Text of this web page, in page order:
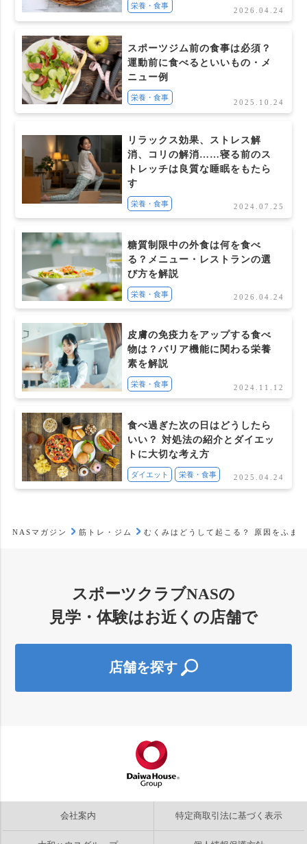
栄養・食事
2026.04.24
スポーツジム前の食事は必須？
運動前に食べるといいもの・メ
ニュー例
栄養・食事
2025.10.24
リラックス効果、ストレス解
消、コリの解消……寝る前のス
トレッチは良質な睡眠をもたら
す
栄養・食事 2024.07.25
糖質制限中の外食は何を食べ
る？メニュー・レストランの選
び方を解説
栄養・食事 2026.04.24
皮膚の免疫力をアップする食べ
物は？バリア機能に関わる栄養
素を解説
栄養・食事 2024.11.12
食べ過ぎた次の日はどうしたら
いい？ 対処法の紹介とダイエッ
トに大切な考え方
ダイエット 栄養・食事 2025.04.24
NASマガジン 筋トレ・ジム むくみはどうして起こる？ 原因をふま
スポーツクラブNASの
見学・体験はお近くの店舗で
店舗を探す
会社案内 特定商取引法に基づく表示